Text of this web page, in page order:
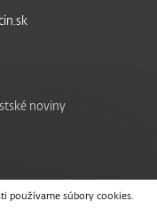
používame súbory cookies.
noviny